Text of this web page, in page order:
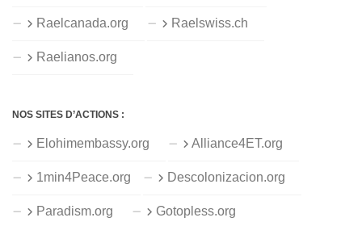
Raelcanada.org Raelswiss.ch
Raelianos.org
NOS SITES D’ACTIONS :
Elohimembassy.org Alliance4ET.org
1min4Peace.org Descolonizacion.org
Paradism.org Gotopless.org